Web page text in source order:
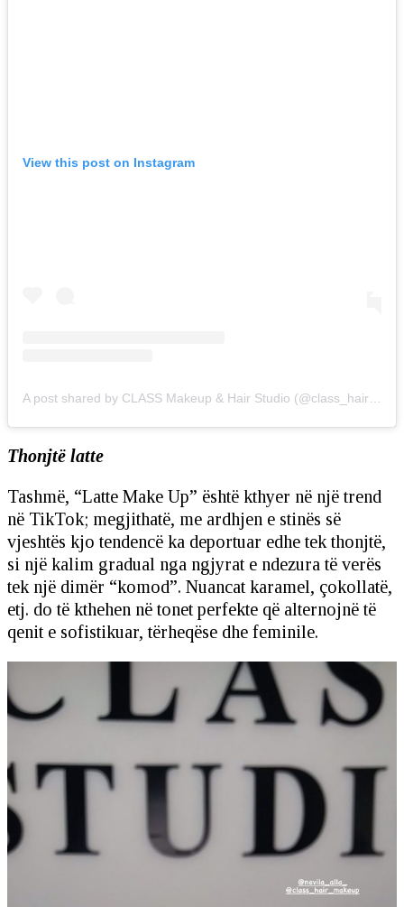
View this post on Instagram
Thonjtë latte
Tashmë, “Latte Make Up” është kthyer në një trend
në TikTok; megjithatë, me ardhjen e stinës së
vjeshtës kjo tendencë ka deportuar edhe tek thonjtë,
si një kalim gradual nga ngjyrat e ndezura të verës
tek një dimër “komod”. Nuancat karamel, çokollatë,
etj. do të kthehen në tonet perfekte që alternojnë të
qenit e sofistikuar, tërheqëse dhe feminile.